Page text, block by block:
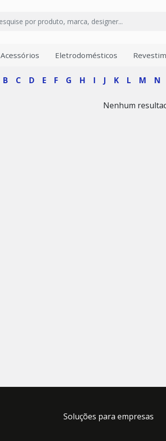
Acessórios Eletrodomésticos
B C D E F G H I J K L M N
Nenhum
Soluções para empresas